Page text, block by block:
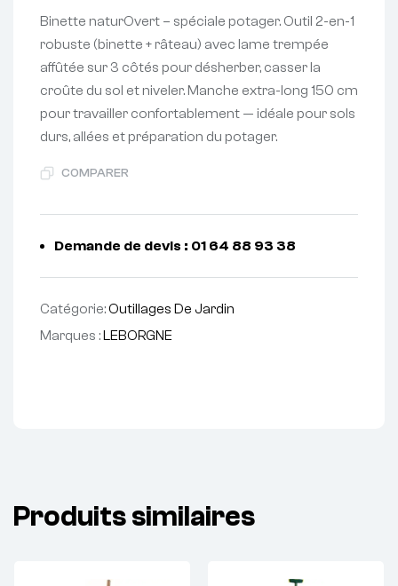
Binette naturOvert – spéciale potager. Outil 2-en-1
robuste (binette + râteau) avec lame trempée
affûtée sur 3 côtés pour désherber, casser la
croûte du sol et niveler. Manche extra-long 150 cm
pour travailler confortablement — idéale pour sols
durs, allées et préparation du potager.
COMPARER
Demande de devis : 01 64 88 93 38
Catégorie:Outillages De Jardin
Marques :LEBORGNE
Produits similaires